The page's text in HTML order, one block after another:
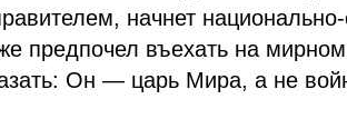
начнет
предпочел въехать на
Он — царь Мира, а не